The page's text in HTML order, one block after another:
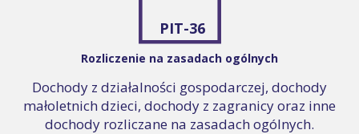
PIT-36
Rozliczenie na zasadach ogólnych
Dochody z działalności gospodarczej, dochody
małoletnich dzieci, dochody z zagranicy oraz inne
dochody rozliczane na zasadach ogólnych.